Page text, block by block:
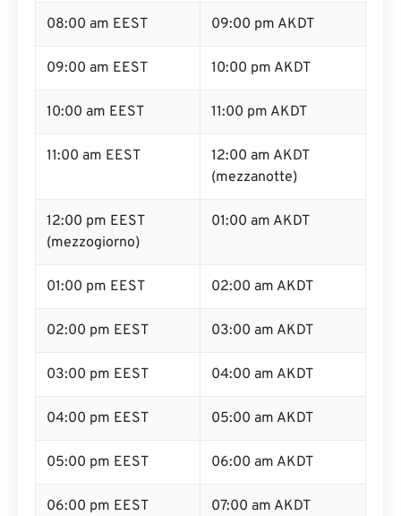
08:00 am EEST 09:00 pm AKDT
09:00 am EEST 10:00 pm AKDT
10:00 am EEST 11:00 pm AKDT
11:00 am EEST
12:00 am AKDT
(mezzanotte)
12:00 pm EEST
(mezzogiorno)
01:00 am AKDT
01:00 pm EEST 02:00 am AKDT
02:00 pm EEST 03:00 am AKDT
03:00 pm EEST 04:00 am AKDT
04:00 pm EEST 05:00 am AKDT
05:00 pm EEST 06:00 am AKDT
06:00 pm EEST 07:00 am AKDT